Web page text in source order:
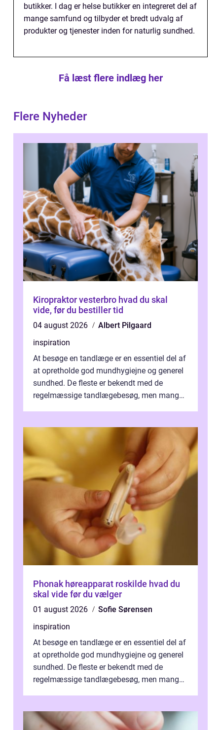
butikker. I dag er helse butikker en integreret del af
mange samfund og tilbyder et bredt udvalg af
produkter og tjenester inden for naturlig sundhed.
Få læst flere indlæg her
Flere Nyheder
Kiropraktor vesterbro hvad du skal
vide, før du bestiller tid
04 august 2026
Albert Pilgaard
inspiration
At besøge en tandlæge er en essentiel del af
at opretholde god mundhygiejne og generel
sundhed. De fleste er bekendt med de
regelmæssige tandlægebesøg, men mange
Phonak høreapparat roskilde hvad du
skal vide før du vælger
01 august 2026
Sofie Sørensen
inspiration
At besøge en tandlæge er en essentiel del af
at opretholde god mundhygiejne og generel
sundhed. De fleste er bekendt med de
regelmæssige tandlægebesøg, men mange